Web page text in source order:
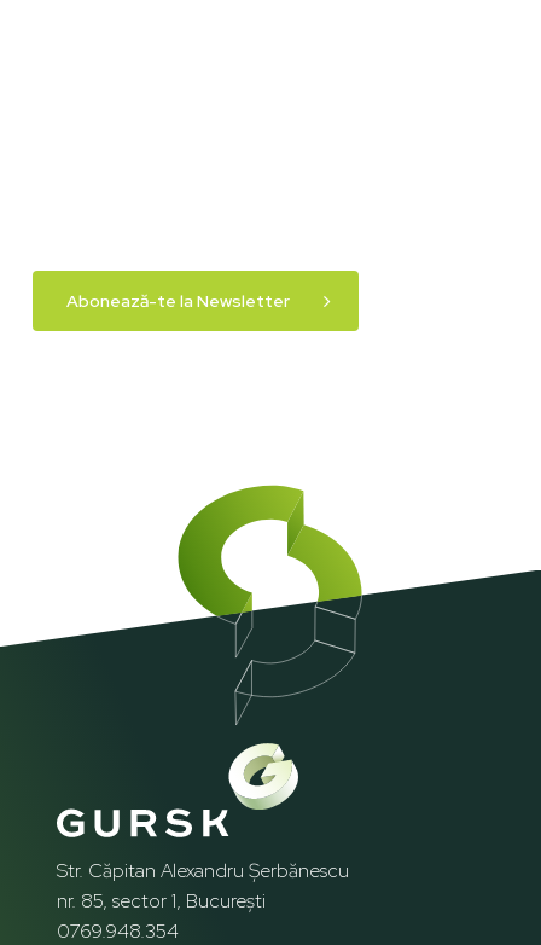
Abonează-te la Newsletter
Str. Căpitan Alexandru Șerbănescu
nr. 85, sector 1, București
0769.948.354